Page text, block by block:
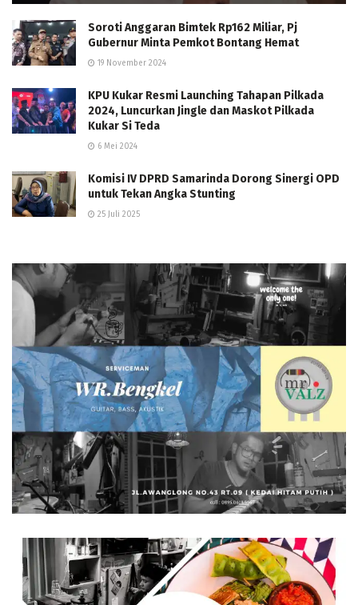
Soroti Anggaran Bimtek Rp162 Miliar, Pj
Gubernur Minta Pemkot Bontang Hemat
19 November 2024
KPU Kukar Resmi Launching Tahapan Pilkada
2024, Luncurkan Jingle dan Maskot Pilkada
Kukar Si Teda
6 Mei 2024
Komisi IV DPRD Samarinda Dorong Sinergi OPD
untuk Tekan Angka Stunting
25 Juli 2025